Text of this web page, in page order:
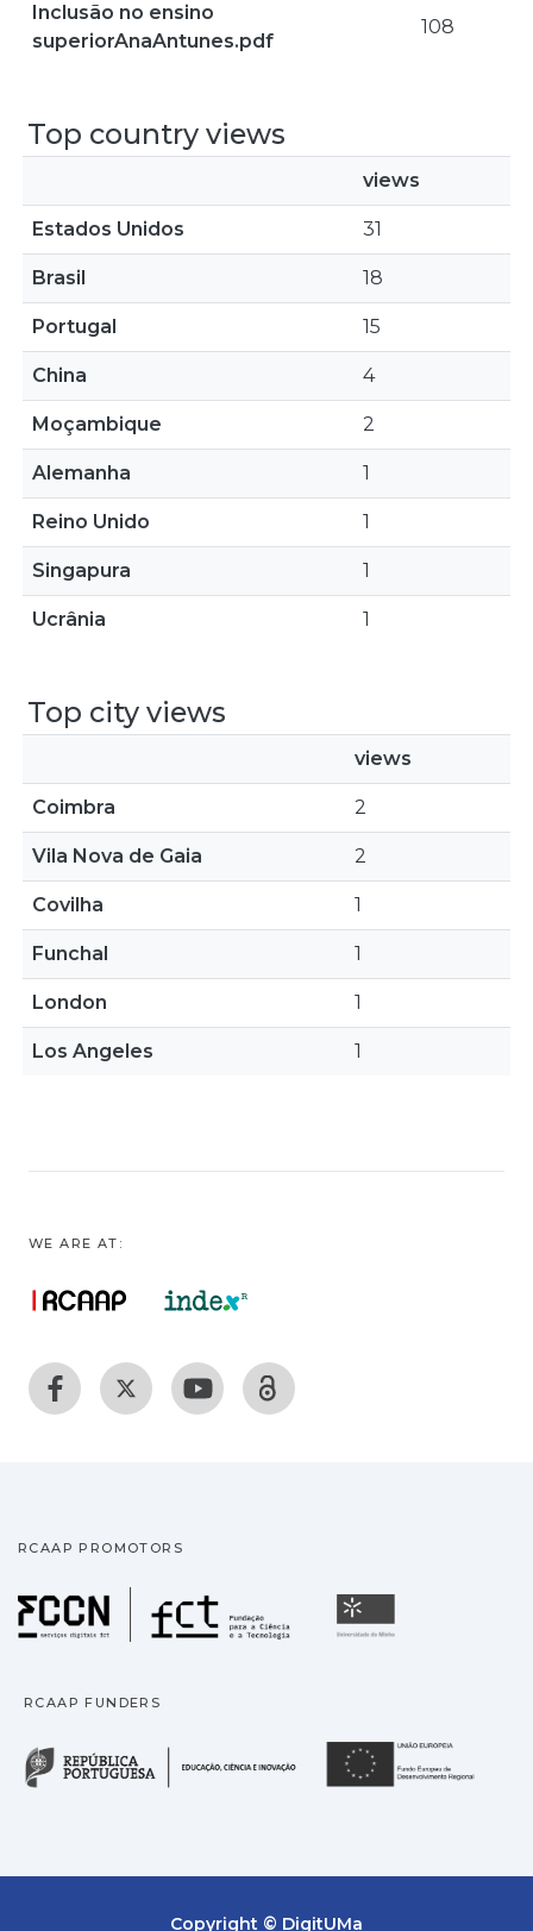
Inclusão no ensino
superiorAnaAntunes.pdf
108
Top country views
views
Estados Unidos 31
Brasil 18
Portugal 15
China 4
Moçambique 2
Alemanha 1
Reino Unido 1
Singapura 1
Ucrânia 1
Top city views
views
Coimbra 2
Vila Nova de Gaia 2
Covilha 1
Funchal 1
London 1
Los Angeles 1
WE ARE AT:
RCAAP PROMOTORS
Fundação para a
RCAAP FUNDERS
República Portuguesa
Copyright © DigitUMa